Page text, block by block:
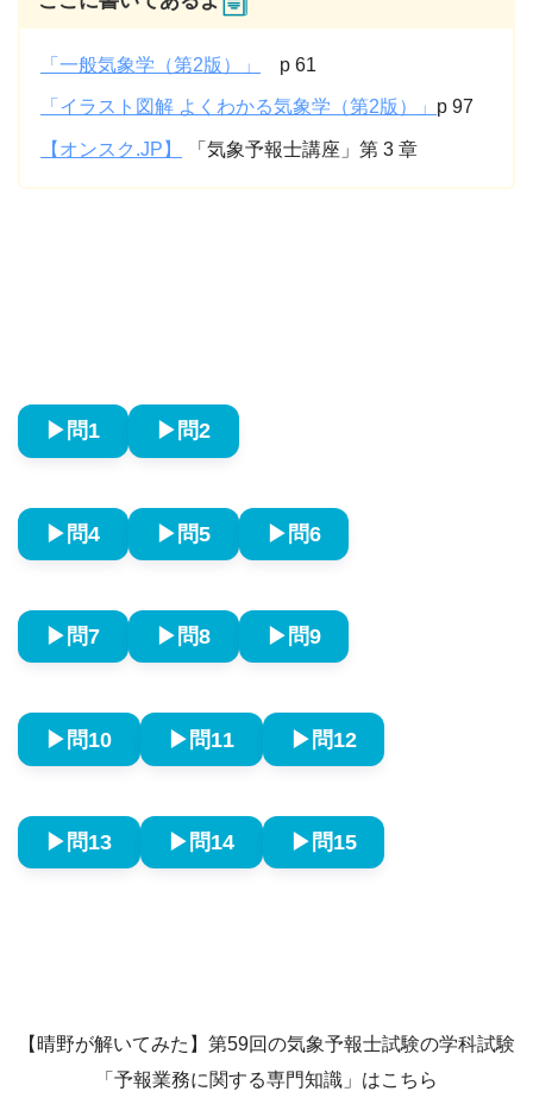
「一般気象学（第2版）」 p 61
「イラスト図解 よくわかる気象学（第2版）」 p 97
【オンスク.JP】 「気象予報士講座」第 3 章
▶︎問1 ▶︎問2
▶︎問4 ▶︎問5 ▶︎問6
▶︎問7 ▶︎問8 ▶︎問9
▶︎問10 ▶︎問11 ▶︎問12
▶︎問13 ▶︎問14 ▶︎問15
【晴野が解いてみた】第59回の気象予報士試験の学科試験
「予報業務に関する専門知識」はこちら